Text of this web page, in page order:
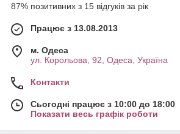
87% позитивних з 15 відгуків за рік
Працює з 13.08.2013
м. Одеса
ул. Корольова, 92, Одеса, Україна
Контакти
Сьогодні працює з 10:00 до 18:00
Показати весь графік роботи